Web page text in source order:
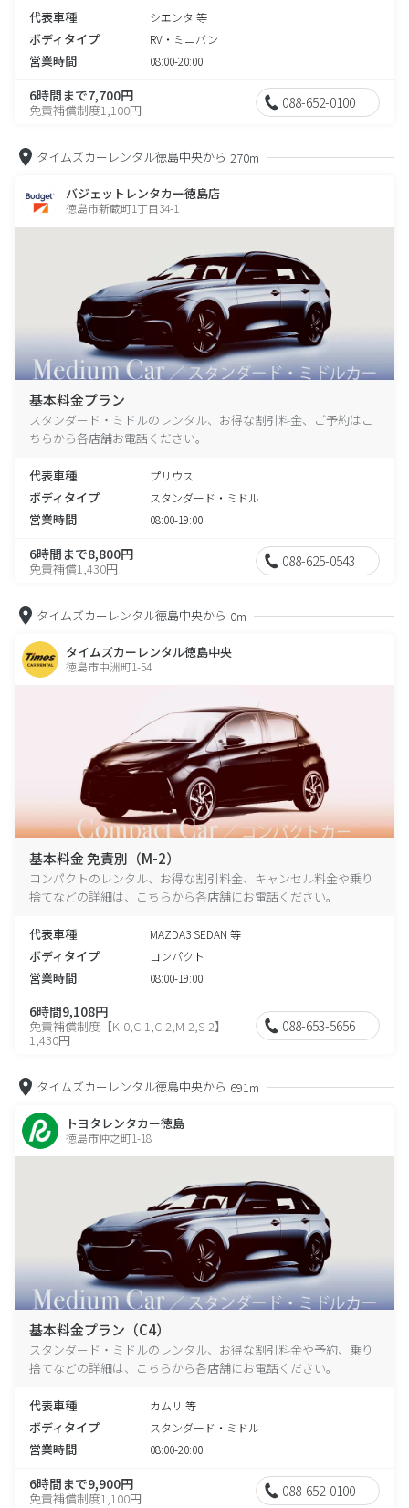
代表車種 シエンタ 等
ボディタイプ RV・ミニバン
営業時間 08:00-20:00
6時間まで7,700円
免責補償制度1,100円 088-652-0100
タイムズカーレンタル徳島中央から 270m
バジェットレンタカー徳島店
徳島市新蔵町1丁目34-1
基本料金プラン
スタンダード・ミドルのレンタル、お得な割引料金、ご予約はこ
ちらから各店舗お電話ください。
代表車種 プリウス
ボディタイプ スタンダード・ミドル
営業時間 08:00-19:00
6時間まで8,800円
免責補償1,430円 088-625-0543
タイムズカーレンタル徳島中央から 0m
タイムズカーレンタル徳島中央
徳島市中洲町1-54
基本料金 免責別（M-2）
コンパクトのレンタル、お得な割引料金、キャンセル料金や乗り
捨てなどの詳細は、こちらから各店舗にお電話ください。
代表車種 MAZDA3 SEDAN 等
ボディタイプ コンパクト
営業時間 08:00-19:00
6時間9,108円
免責補償制度【K-0,C-1,C-2,M-2,S-2】
1,430円
088-653-5656
タイムズカーレンタル徳島中央から 691m
トヨタレンタカー徳島
徳島市仲之町1-18
基本料金プラン（C4）
スタンダード・ミドルのレンタル、お得な割引料金や予約、乗り
捨てなどの詳細は、こちらから各店舗にお電話ください。
代表車種 カムリ 等
ボディタイプ スタンダード・ミドル
営業時間 08:00-20:00
6時間まで9,900円
免責補償制度1,100円 088-652-0100